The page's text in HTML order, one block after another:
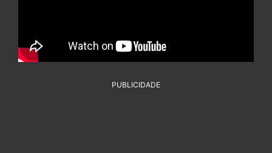
PUBLICIDADE